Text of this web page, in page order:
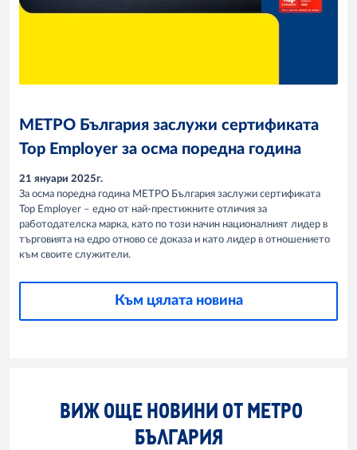
МЕТРО България заслужи сертификата
Top Employer за осма поредна година
21 януари 2025г.
За осма поредна година МЕТРО България заслужи сертификата
Top Employer – едно от най-престижните отличия за
работодателска марка, като по този начин националният лидер в
търговията на едро отново се доказа и като лидер в отношението
към своите служители.
Към цялата новина
ВИЖ ОЩЕ НОВИНИ ОТ МЕТРО
БЪЛГАРИЯ